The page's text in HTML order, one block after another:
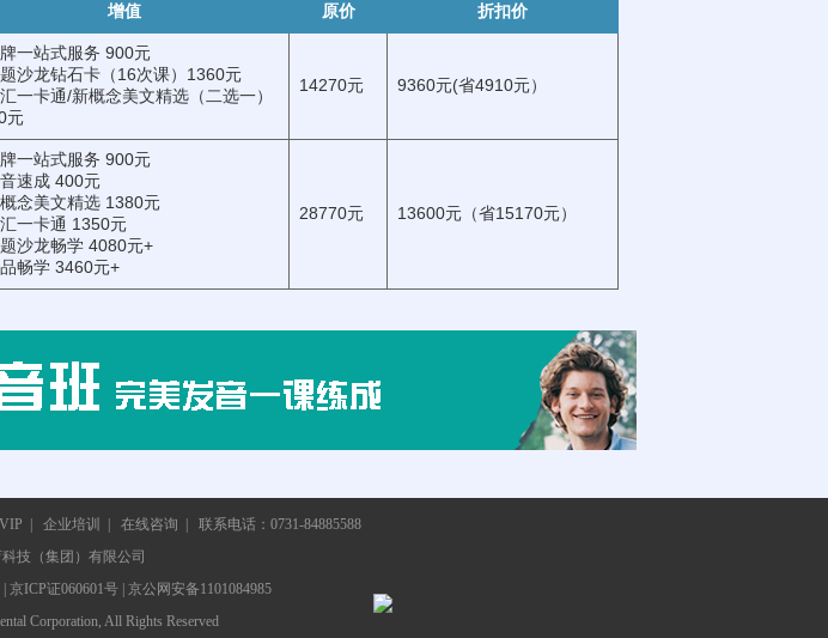
增值 原价 折扣价
一站式服务 900元
沙龙钻石卡（16次课）1360元
一卡通/新概念美文精选（二选一）
元
14270元 9360元(省4910元）
一站式服务 900元
速成 400元
念美文精选 1380元
一卡通 1350元
沙龙畅学 4080元+
畅学 3460元+
28770元 13600元（省15170元）
VIP 企业培训 在线咨询
联系电话：0731-84885588
技（集团）有限公司
ICP证060601号 | 京公网安备1101084985
Corporation, All Rights Reserved